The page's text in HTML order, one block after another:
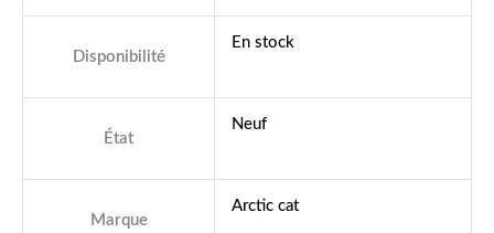
Disponibilité
En stock
État
Neuf
Marque
Arctic cat